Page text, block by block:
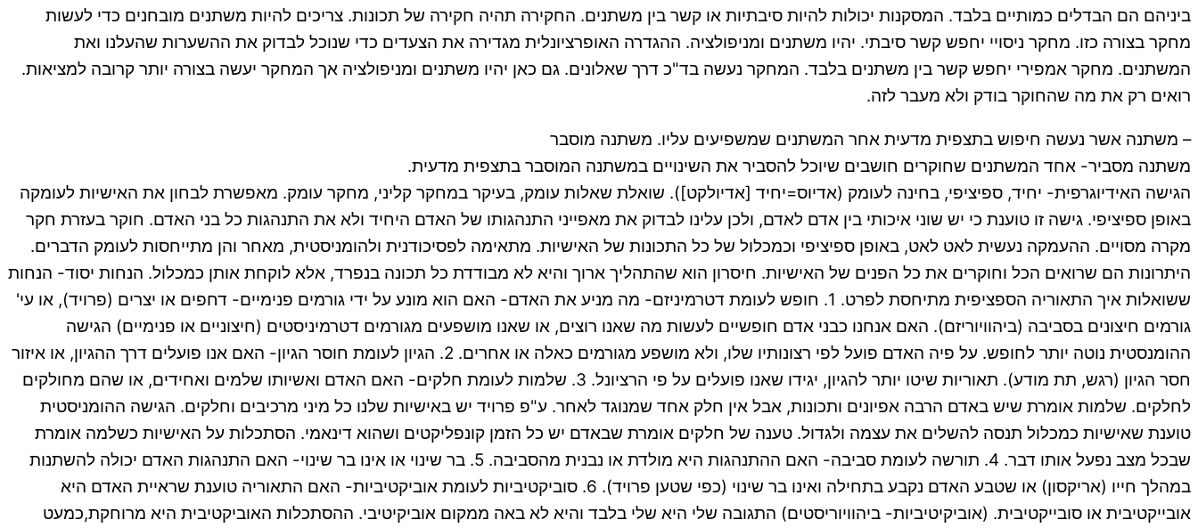
ביניהם הם הבדלים כמותיים בלבד. המסקנות יכולות להיות סיבתיות או קשר בין משתנים. החקירה תהיה חקירה של תכונות. צריכים להיות משתנים מובחנים כדי לעשות
מחקר בצורה כזו. מחקר ניסויי יחפש קשר סיבתי. יהיו משתנים ומניפולציה. ההגדרה האופרציונלית מגדירה את הצעדים כדי שנוכל לבדוק את ההשערות שהעלנו ואת
המשתנים. מחקר אמפירי יחפש קשר בין משתנים בלבד. המחקר נעשה בד"כ דרך שאלונים. גם כאן יהיו משתנים ומניפולציה אך המחקר יעשה בצורה יותר קרובה למציאות.
רואים רק את מה שהחוקר בודק ולא מעבר לזה.
– משתנה אשר נעשה חיפוש בתצפית מדעית אחר המשתנים שמשפיעים עליו. משתנה מוסבר
משתנה מסביר- אחד המשתנים שחוקרים חושבים שיוכל להסביר את השינויים במשתנה המוסבר בתצפית מדעית.
הגישה האידיוגרפית- יחיד, ספיציפי, בחינה לעומק (אדיוס=יחיד [אדיולקט]). שואלת שאלות עומק, בעיקר במחקר קליני, מחקר עומק. מאפשרת לבחון את האישיות לעומקה
באופן ספיציפי. גישה זו טוענת כי יש שוני איכותי בין אדם לאדם, ולכן עלינו לבדוק את מאפייני התנהגותו של האדם היחיד ולא את התנהגות כל בני האדם. חוקר בעזרת חקר
מקרה מסויים. ההעמקה נעשית לאט לאט, באופן ספיציפי וכמכלול של כל התכונות של האישיות. מתאימה לפסיכודנית ולהומניסטית, מאחר והן מתייחסות לעומק הדברים.
היתרונות הם שרואים הכל וחוקרים את כל הפנים של האישיות. חיסרון הוא שהתהליך ארוך והיא לא מבודדת כל תכונה בנפרד, אלא לוקחת אותן כמכלול. הנחות יסוד- הנחות
ששואלות איך התאוריה הספציפית מתיחסת לפרט. 1. חופש לעומת דטרמיניזם- מה מניע את האדם- האם הוא מונע על ידי גורמים פנימיים- דחפים או יצרים (פרויד), או עי'
גורמים חיצונים בסביבה (ביהוויוריזם). האם אנחנו כבני אדם חופשיים לעשות מה שאנו רוצים, או שאנו מושפעים מגורמים דטרמיניסטים (חיצוניים או פנימיים) הגישה
ההומנסטית נוטה יותר לחופש. על פיה האדם פועל לפי רצונותיו שלו, ולא מושפע מגורמים כאלה או אחרים. 2. הגיון לעומת חוסר הגיון- האם אנו פועלים דרך ההגיון, או איזור
חסר הגיון (רגש, תת מודע). תאוריות שיטו יותר להגיון, יגידו שאנו פועלים על פי הרציונל. 3. שלמות לעומת חלקים- האם האדם ואשיותו שלמים ואחידים, או שהם מחולקים
לחלקים. שלמות אומרת שיש באדם הרבה אפיונים ותכונות, אבל אין חלק אחד שמנוגד לאחר. ע"פ פרויד יש באישיות שלנו כל מיני מרכיבים וחלקים. הגישה ההומניסטית
טוענת שאישיות כמכלול תנסה להשלים את עצמה ולגדול. טענה של חלקים אומרת שבאדם יש כל הזמן קונפליקטים ושהוא דינאמי. הסתכלות על האישיות כשלמה אומרת
שבכל מצב נפעל אותו דבר. 4. תורשה לעומת סביבה- האם ההתנהגות היא מולדת או נבנית מהסביבה. 5. בר שינוי או אינו בר שינוי- האם התנהגות האדם יכולה להשתנות
במהלך חייו (אריקסון) או שטבע האדם נקבע בתחילה ואינו בר שינוי (כפי שטען פרויד). 6. סוביקטיביות לעומת אוביקטיביות- האם התאוריה טוענת שראיית האדם היא
אובייקטיבית או סובייקטיבית. (אוביקיטיביות- ביהוויוריסטים) התגובה שלי היא שלי בלבד והיא לא באה ממקום אוביקיטיבי. ההסתכלות האוביקטיבית היא מרוחקת,כמעט